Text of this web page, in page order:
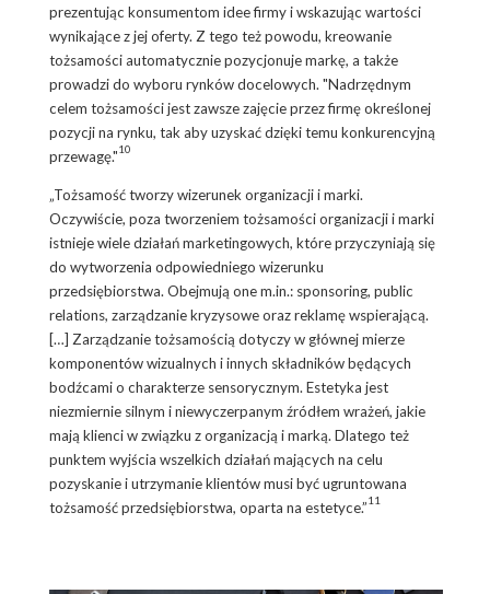
prezentując konsumentom idee firmy i wskazując wartości
wynikające z jej oferty. Z tego też powodu, kreowanie
tożsamości automatycznie pozycjonuje markę, a także
prowadzi do wyboru rynków docelowych. "Nadrzędnym
celem tożsamości jest zawsze zajęcie przez firmę określonej
pozycji na rynku, tak aby uzyskać dzięki temu konkurencyjną
przewagę."10
„Tożsamość tworzy wizerunek organizacji i marki.
Oczywiście, poza tworzeniem tożsamości organizacji i marki
istnieje wiele działań marketingowych, które przyczyniają się
do wytworzenia odpowiedniego wizerunku
przedsiębiorstwa. Obejmują one m.in.: sponsoring, public
relations, zarządzanie kryzysowe oraz reklamę wspierającą.
[…] Zarządzanie tożsamością dotyczy w głównej mierze
komponentów wizualnych i innych składników będących
bodźcami o charakterze sensorycznym. Estetyka jest
niezmiernie silnym i niewyczerpanym źródłem wrażeń, jakie
mają klienci w związku z organizacją i marką. Dlatego też
punktem wyjścia wszelkich działań mających na celu
pozyskanie i utrzymanie klientów musi być ugruntowana
tożsamość przedsiębiorstwa, oparta na estetyce.”11